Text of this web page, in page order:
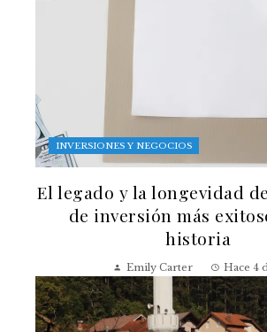
INVERSIONES Y NEGOCIOS
El legado y la longevidad
de inversión más
historia
Emily Carter Hace 4